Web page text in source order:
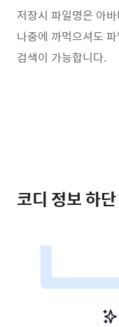
저장시 파일명은 아
나중에 까먹으셔도
검색이 가능합니다.
코디 정보 하